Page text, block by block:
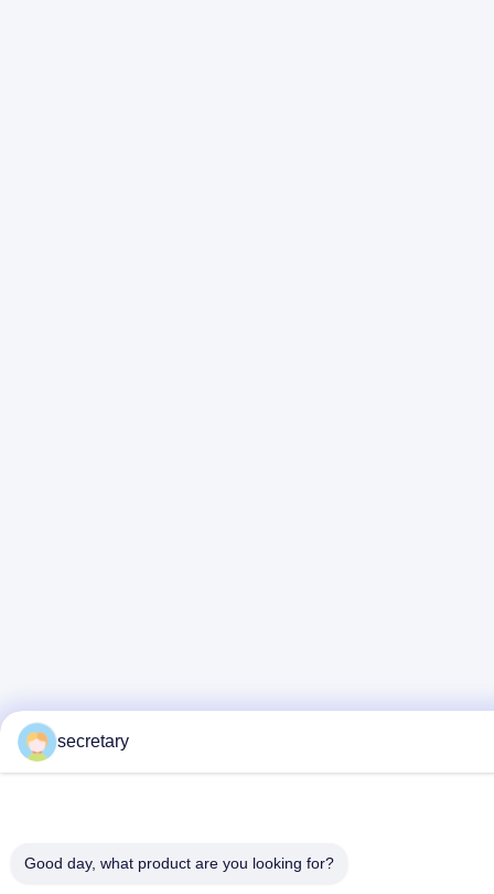
secretary
Good day, what product are you looking for?